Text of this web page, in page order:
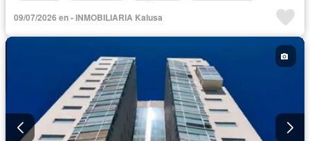
09/07/2026 en - INMOBILIARIA Kalusa